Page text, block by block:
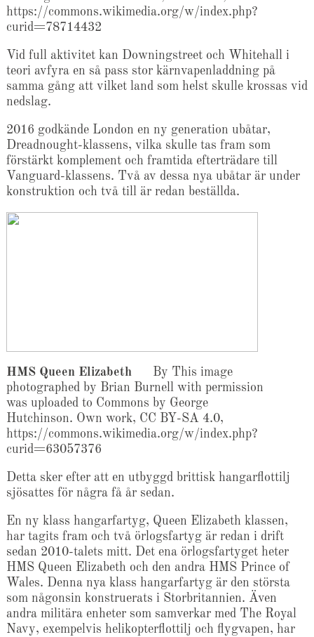
https://commons.wikimedia.org/w/index.php?
curid=78714432
Vid full aktivitet kan Downingstreet och Whitehall i
teori avfyra en så pass stor kärnvapenladdning på
samma gång att vilket land som helst skulle krossas vid
nedslag.
2016 godkände London en ny generation ubåtar,
Dreadnought-klassens, vilka skulle tas fram som
förstärkt komplement och framtida efterträdare till
Vanguard-klassens. Två av dessa nya ubåtar är under
konstruktion och två till är redan beställda.
HMS Queen Elizabeth
By This image
photographed by Brian Burnell with permission
was uploaded to Commons by George
Hutchinson. Own work, CC BY-SA 4.0,
https://commons.wikimedia.org/w/index.php?
curid=63057376
Detta sker efter att en utbyggd brittisk hangarflottilj
sjösattes för några få år sedan.
En ny klass hangarfartyg, Queen Elizabeth klassen,
har tagits fram och två örlogsfartyg är redan i drift
sedan 2010-talets mitt. Det ena örlogsfartyget heter
HMS Queen Elizabeth och den andra HMS Prince of
Wales. Denna nya klass hangarfartyg är den största
som någonsin konstruerats i Storbritannien. Även
andra militära enheter som samverkar med The Royal
Navy, exempelvis helikopterflottilj och flygvapen, har